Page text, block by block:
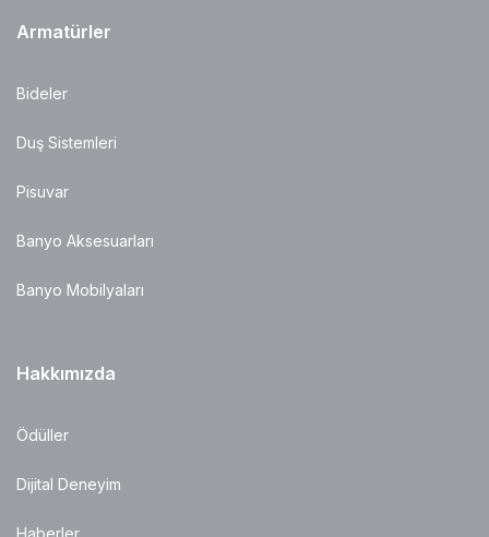
Armatürler
Bideler
Duş Sistemleri
Pisuvar
Banyo Aksesuarları
Banyo Mobilyaları
Hakkımızda
Ödüller
Dijital Deneyim
Haberler